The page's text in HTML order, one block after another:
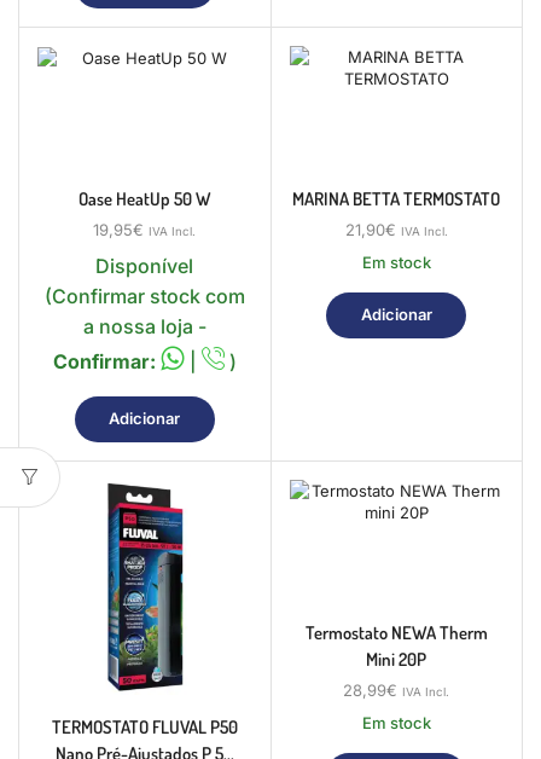
Oase HeatUp 50 W
19,95€ IVA Incl.
Disponível
(Confirmar stock com
a nossa loja -
Confirmar:
| )
Adicionar
MARINA BETTA TERMOSTATO
21,90€ IVA Incl.
Em stock
Adicionar
TERMOSTATO FLUVAL P50
Nano Pré-Ajustados P 5...
Termostato NEWA Therm
Mini 20P
28,99€ IVA Incl.
Em stock